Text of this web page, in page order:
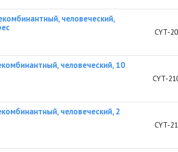
человеческий,
CYT-
человеческий, 10
CYT-
человеческий, 2
CYT-